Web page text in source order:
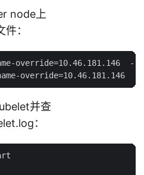
node上
：
并查
：